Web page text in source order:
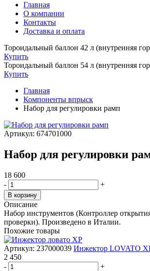
Главная
О компании
Контакты
Доставка и оплата
Тороидальный баллон 42 л (внутренняя
Купить
Тороидальный баллон 54 л (внутренняя
Купить
Главная
Компоненты впрыск
Набор для регулировки рамп
Артикул: 674701000
Набор для регулировки
18 600
-
+
В корзину
Описание
Набор инструментов (Контроллер
проверки). Произведено в Италии.
Похожие товары
Артикул: 237000039 Инжектор LOVATO
2 450
-
+